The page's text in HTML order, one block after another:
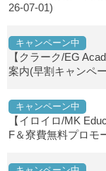
26-07-01)
キャンペーン中
【クラーク/EG
案内(早割キャンペ
キャンペーン中
【イロイロ/MK
F＆寮費無料プロモ